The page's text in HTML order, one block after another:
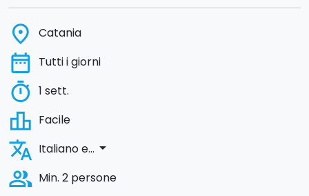
place Catania
date_range Tutti i giorni
timer 1 sett.
leaderboard Facile
translate Italiano e... arrow_drop_down
people_alt Min. 2 persone